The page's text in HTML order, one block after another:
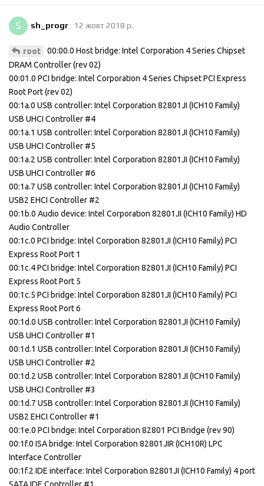
S sh_progr 12 жовт 2018 р.
root
00:00.0 Host bridge: Intel Corporation 4 Series Chipset
DRAM Controller (rev 02)
00:01.0 PCI bridge: Intel Corporation 4 Series Chipset PCI Express
Root Port (rev 02)
00:1a.0 USB controller: Intel Corporation 82801JI (ICH10 Family)
USB UHCI Controller #4
00:1a.1 USB controller: Intel Corporation 82801JI (ICH10 Family)
USB UHCI Controller #5
00:1a.2 USB controller: Intel Corporation 82801JI (ICH10 Family)
USB UHCI Controller #6
00:1a.7 USB controller: Intel Corporation 82801JI (ICH10 Family)
USB2 EHCI Controller #2
00:1b.0 Audio device: Intel Corporation 82801JI (ICH10 Family) HD
Audio Controller
00:1c.0 PCI bridge: Intel Corporation 82801JI (ICH10 Family) PCI
Express Root Port 1
00:1c.4 PCI bridge: Intel Corporation 82801JI (ICH10 Family) PCI
Express Root Port 5
00:1c.5 PCI bridge: Intel Corporation 82801JI (ICH10 Family) PCI
Express Root Port 6
00:1d.0 USB controller: Intel Corporation 82801JI (ICH10 Family)
USB UHCI Controller #1
00:1d.1 USB controller: Intel Corporation 82801JI (ICH10 Family)
USB UHCI Controller #2
00:1d.2 USB controller: Intel Corporation 82801JI (ICH10 Family)
USB UHCI Controller #3
00:1d.7 USB controller: Intel Corporation 82801JI (ICH10 Family)
USB2 EHCI Controller #1
00:1e.0 PCI bridge: Intel Corporation 82801 PCI Bridge (rev 90)
00:1f.0 ISA bridge: Intel Corporation 82801JIR (ICH10R) LPC
Interface Controller
00:1f.2 IDE interface: Intel Corporation 82801JI (ICH10 Family) 4 port